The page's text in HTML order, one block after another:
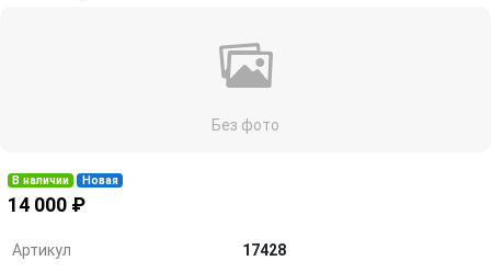
Без фото
В наличии Новая
14 000 ₽
Артикул
17428